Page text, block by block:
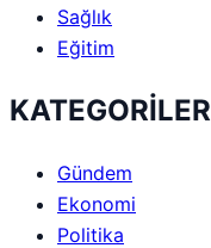
Sağlık
Eğitim
KATEGORİLER
Gündem
Ekonomi
Politika